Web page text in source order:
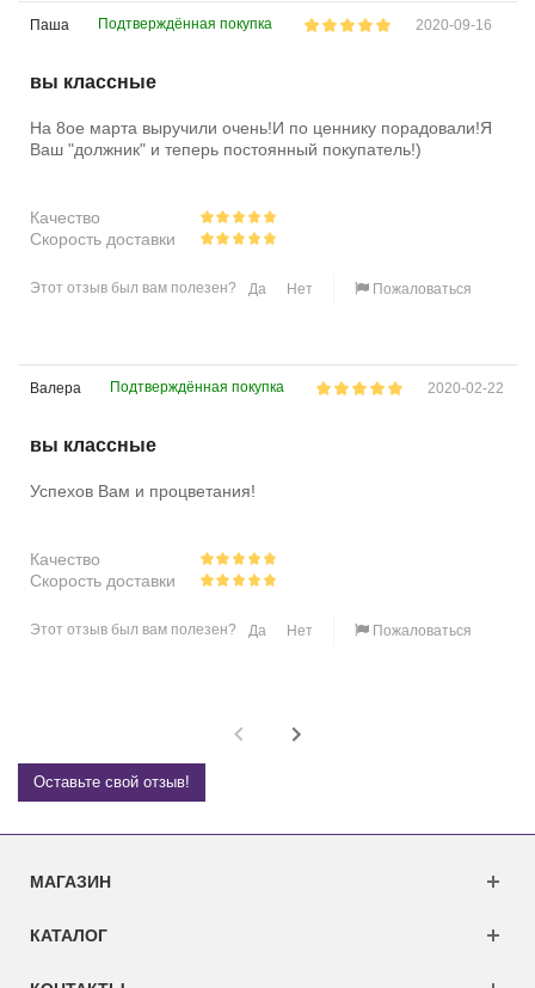
Паша Подтверждённая покупка 2020-09-16
вы классные
На 8ое марта выручили очень!И по ценнику порадовали!Я
Ваш "должник" и теперь постоянный покупатель!)
Качество
Скорость доставки
Этот отзыв был вам полезен? Да Нет Пожаловаться
Валера Подтверждённая покупка 2020-02-22
вы классные
Успехов Вам и процветания!
Качество
Скорость доставки
Этот отзыв был вам полезен? Да Нет Пожаловаться
Оставьте свой отзыв!
МАГАЗИН
КАТАЛОГ